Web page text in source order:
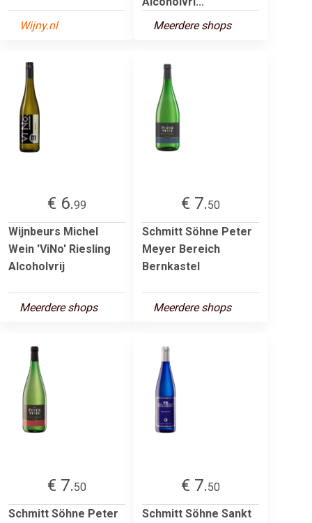
Wijny.nl
Meerdere shops
€ 6.99
Wijnbeurs Michel
Wein 'ViNo' Riesling
Alcoholvrij
Meerdere shops
€ 7.50
Schmitt Söhne Peter
Meyer Bereich
Bernkastel
Meerdere shops
€ 7.50
Schmitt Söhne Peter
€ 7.50
Schmitt Söhne Sankt